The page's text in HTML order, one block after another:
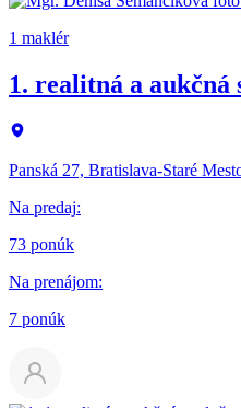
1 maklér
1. realitná a aukčná
Panská 27, Bratislava-Staré
Na predaj:
73 ponúk
Na prenájom:
7 ponúk